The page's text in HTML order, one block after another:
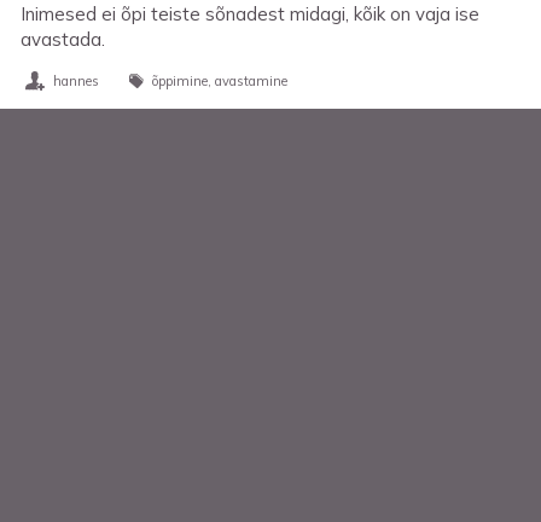
Inimesed ei õpi teiste sõnadest midagi, kõik on vaja ise
avastada.
hannes õppimine avastamine